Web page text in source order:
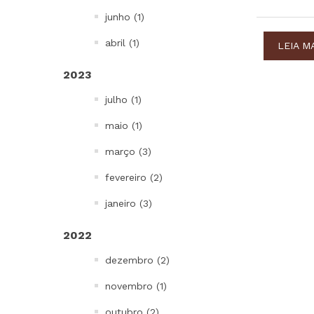
junho (1)
abril (1)
2023
julho (1)
maio (1)
março (3)
fevereiro (2)
janeiro (3)
2022
dezembro (2)
novembro (1)
LEIA